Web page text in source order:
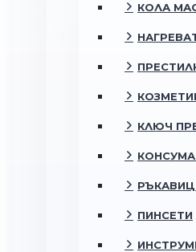
КОЛА
КЛЮЧ
ПИНСЕТИ